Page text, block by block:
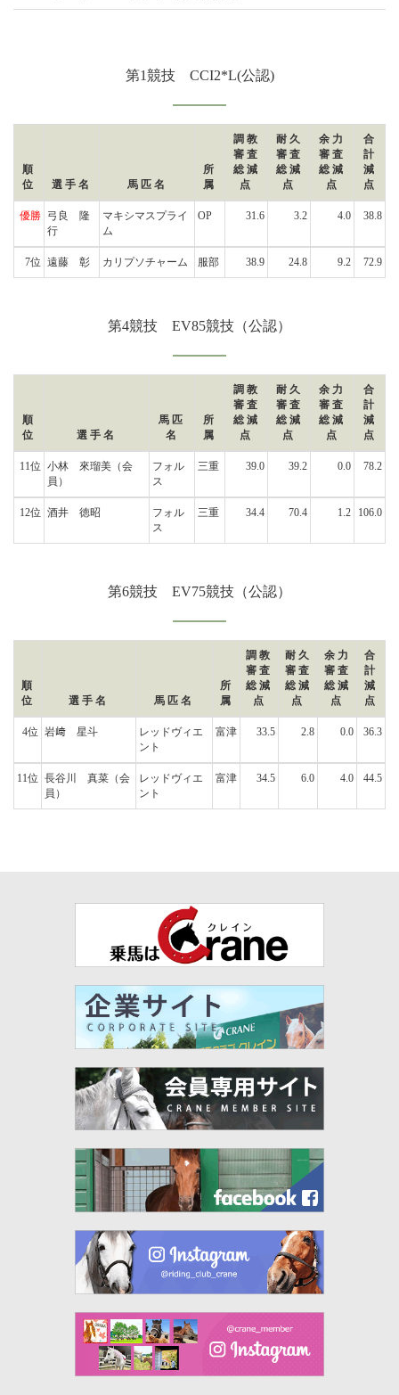
第1競技 CCI2*L(公認)
順
位
選手名 馬匹名
所
属
調教
審査
総減
点
耐久
審査
総減
点
余力
審査
総減
点
合
計
減
点
優勝 弓良 隆
行
マキシマスプライ
ム
OP 31.6 3.2 4.0 38.8
7位 遠藤 彰 カリプソチャーム 服部 38.9 24.8 9.2 72.9
第4競技 EV85競技（公認）
順
位
選手名
馬匹
名
所
属
調教
審査
総減
点
耐久
審査
総減
点
余力
審査
総減
点
合
計
減
点
11位 小林 來瑠美 （会
員）
フォル
ス
三重 39.0 39.2 0.0 78.2
12位 酒井 徳昭
フォル
ス
三重 34.4 70.4 1.2 106.0
第6競技 EV75競技（公認）
順
位
選手名 馬匹名
所
属
調教
審査
総減
点
耐久
審査
総減
点
余力
審査
総減
点
合
計
減
点
4位 岩﨑 星斗
レッドヴィエ
ント
富津 33.5 2.8 0.0 36.3
11位 長谷川 真菜 （会
員）
レッドヴィエ
ント
富津 34.5 6.0 4.0 44.5